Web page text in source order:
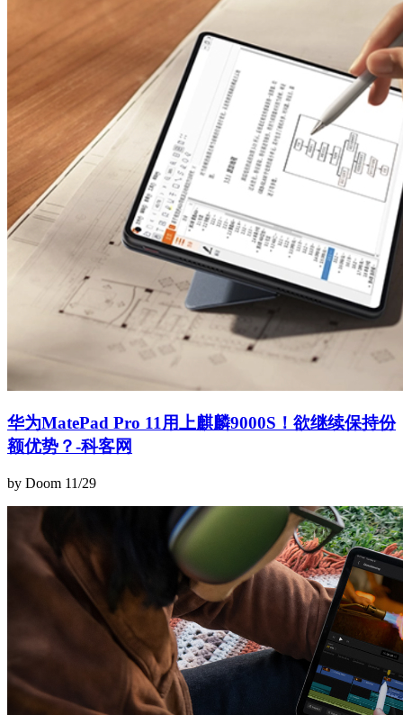
华为MatePad Pro 11用上麒麟9000S！欲继续保持份
额优势？-科客网
by Doom 11/29